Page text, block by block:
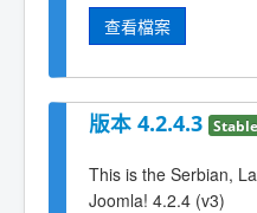
查看檔案
版本 4.2.4.3 Stable
This is the Serbian,
Joomla! 4.2.4 (v3)